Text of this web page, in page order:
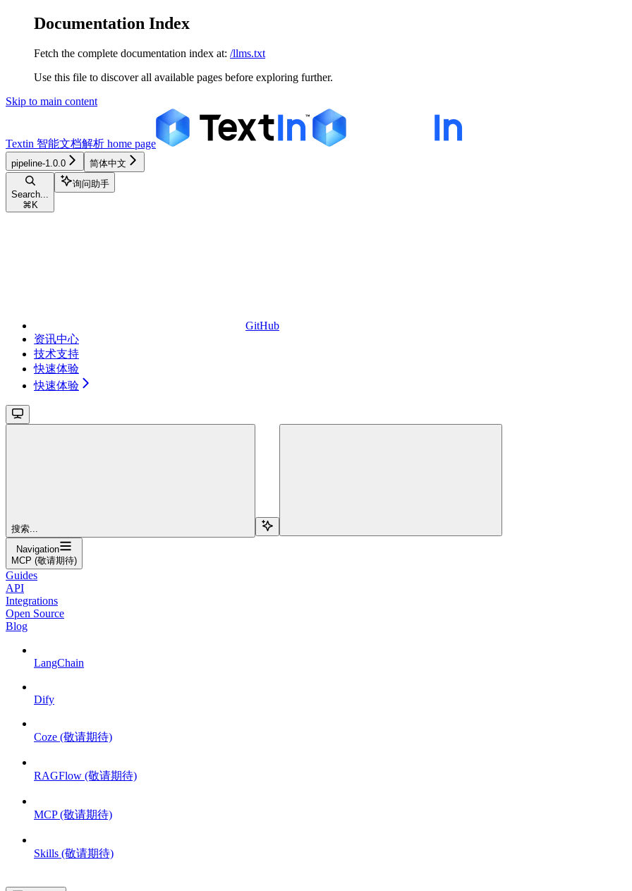
Documentation Index
Fetch the complete documentation index at: /llms.txt
Use this file to discover all available pages before exploring further.
Skip to main content
Textin 智能文档解析 home page
pipeline-1.0.0 简体中文
Search...
⌘ K
询问助手
GitHub
资讯中心
技术支持
快速体验
快速体验
搜索...
Navigation
MCP (敬请期待)
Guides
API
Integrations
Open Source
Blog
LangChain
Dify
Coze (敬请期待)
RAGFlow (敬请期待)
MCP (敬请期待)
Skills (敬请期待)